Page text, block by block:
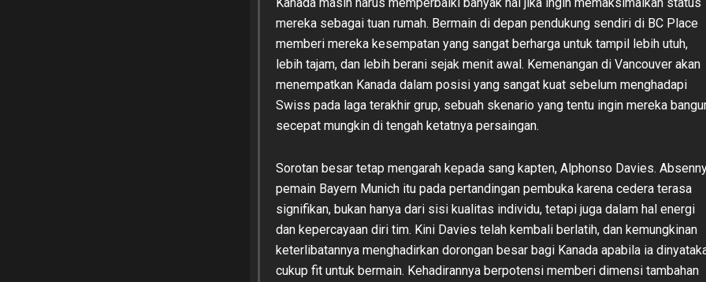
mereka sebagai tuan rumah. Bermain di depan pendukung sendiri di BC Place
memberi mereka kesempatan yang sangat berharga untuk tampil lebih utuh,
lebih tajam, dan lebih berani sejak menit awal. Kemenangan di Vancouver akan
menempatkan Kanada dalam posisi yang sangat kuat sebelum menghadapi
Swiss pada laga terakhir grup, sebuah skenario yang tentu ingin mereka
secepat mungkin di tengah ketatnya persaingan.
Sorotan besar tetap mengarah kepada sang kapten, Alphonso Davies.
pemain Bayern Munich itu pada pertandingan pembuka karena cedera terasa
signifikan, bukan hanya dari sisi kualitas individu, tetapi juga dalam hal energi
dan kepercayaan diri tim. Kini Davies telah kembali berlatih, dan kemungkinan
keterlibatannya menghadirkan dorongan besar bagi Kanada apabila ia
cukup fit untuk bermain. Kehadirannya berpotensi memberi dimensi tambahan